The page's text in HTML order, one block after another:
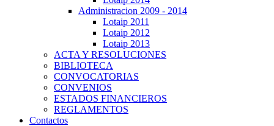
Administracion 2009 - 2014
Lotaip 2011
Lotaip 2012
Lotaip 2013
ACTA Y RESOLUCIONES
BIBLIOTECA
CONVOCATORIAS
CONVENIOS
ESTADOS FINANCIEROS
REGLAMENTOS
Contactos